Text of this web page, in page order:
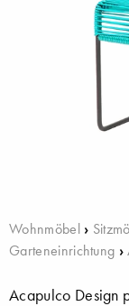
Wohnmöbel›
Garteneinrichtung ›
Acapulco Design